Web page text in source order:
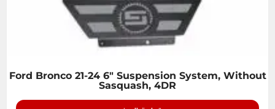
Ford Bronco 21-24 6" Suspension System, Without
Sasquash, 4DR